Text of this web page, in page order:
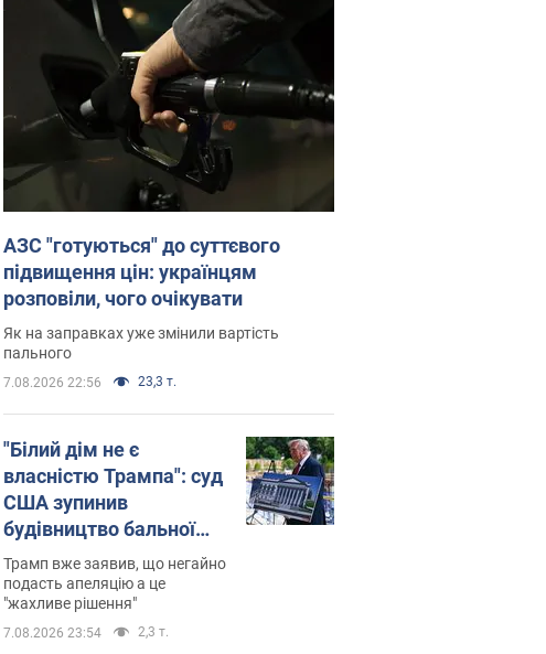
АЗС "готуються" до суттєвого
підвищення цін: українцям
розповіли, чого очікувати
Як на заправках уже змінили вартість
пального
7.08.2026 22:56 23,3 т.
"Білий дім не є
власністю Трампа": суд
США зупинив
будівництво бальної
зали за $400 млн
Трамп вже заявив, що негайно
подасть апеляцію а це
"жахливе рішення"
7.08.2026 23:54 2,3 т.